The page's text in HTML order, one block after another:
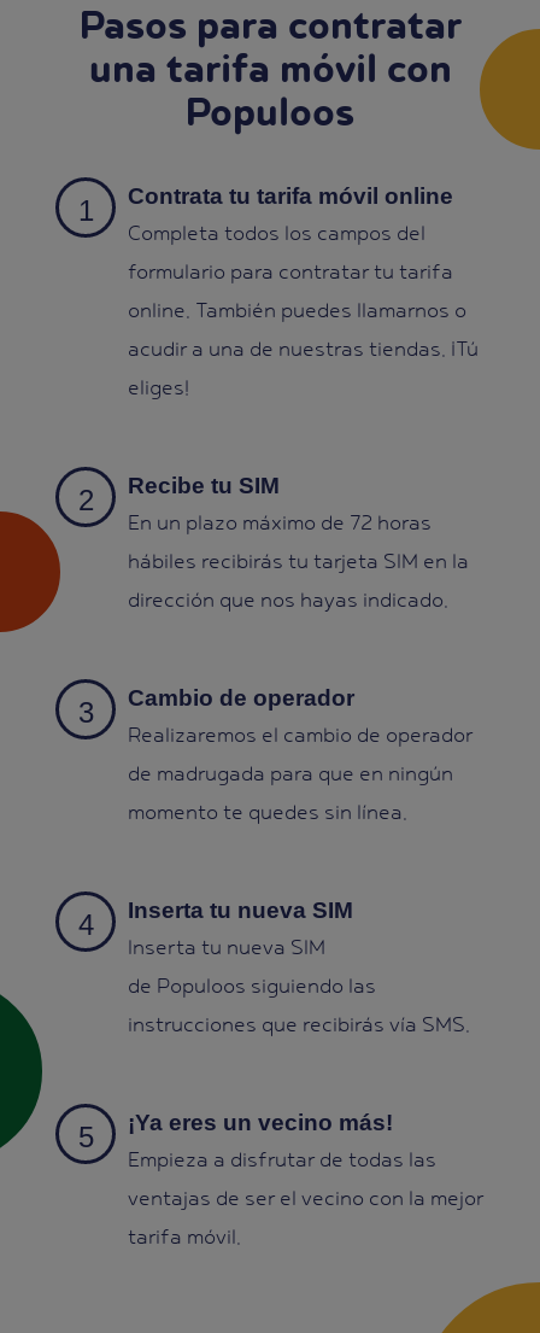
Pasos para contratar
una tarifa móvil con
Populoos
Contrata tu tarifa móvil online
Completa todos los campos del
formulario para contratar tu tarifa
online. También puedes llamarnos o
acudir a una de nuestras tiendas. ¡Tú
eliges!
Recibe tu SIM
En un plazo máximo de 72 horas
hábiles recibirás tu tarjeta SIM en la
dirección que nos hayas indicado.
Cambio de operador
Realizaremos el cambio de operador
de madrugada para que en ningún
momento te quedes sin línea.
Inserta tu nueva SIM
Inserta tu nueva SIM
de Populoos siguiendo las
instrucciones que recibirás vía SMS.
¡Ya eres un vecino más!
Empieza a disfrutar de todas las
ventajas de ser el vecino con la mejor
tarifa móvil.